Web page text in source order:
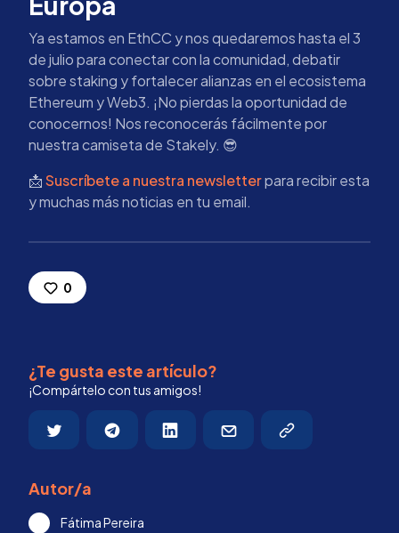
Ya estamos en EthCC y nos quedaremos hasta el 3
de julio para conectar con la comunidad, debatir
sobre staking y fortalecer alianzas en el ecosistema
Ethereum y Web3. ¡No pierdas la oportunidad de
conocernos! Nos reconocerás fácilmente por
nuestra camiseta de Stakely. 😎
📩Suscríbete a nuestra newsletterpara recibir esta
y muchas más noticias en tu email.
0
¿Te gusta este artículo?
¡Compártelo con tus amigos!
Autor/a
Fátima Pereira